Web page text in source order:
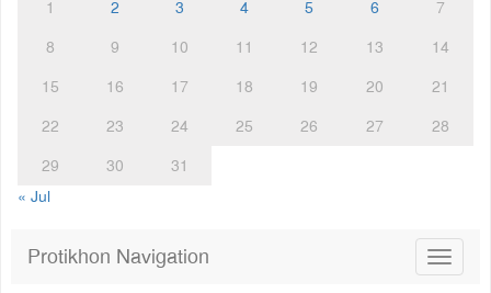
1 2 3 4 5 6
7
8
9 10 11 12 13
14
15
16 17 18 19 20
21
22
23 24 25 26 27
28
29
30
31
« Jul
Toggle
Protikhon Navigation